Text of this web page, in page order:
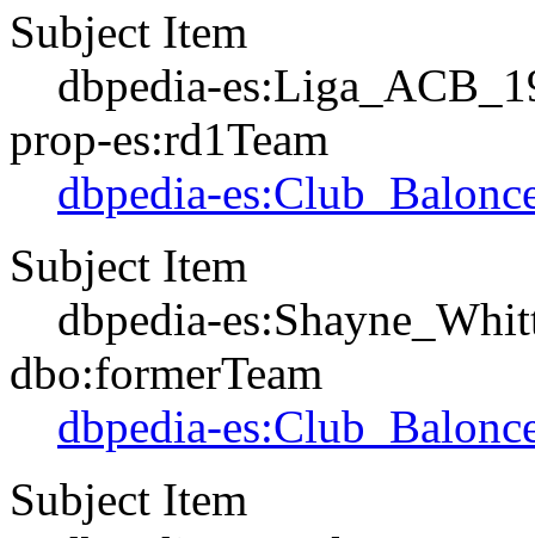
Subject Item
dbpedia-
prop-es:rd1Team
dbpedia-
Subject Item
dbpedia-
dbo:formerTeam
dbpedia-
Subject Item